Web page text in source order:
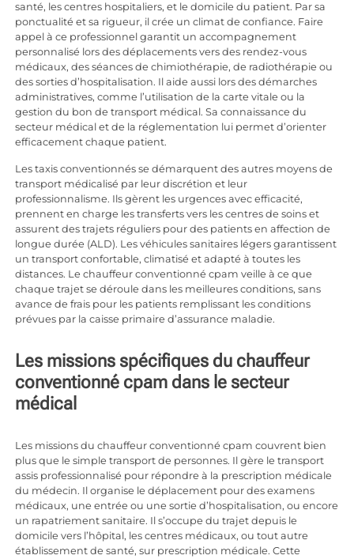
santé, les centres hospitaliers, et le domicile du patient. Par sa
ponctualité et sa rigueur, il crée un climat de confiance. Faire
appel à ce professionnel garantit un accompagnement
personnalisé lors des déplacements vers des rendez-vous
médicaux, des séances de chimiothérapie, de radiothérapie ou
des sorties d’hospitalisation. Il aide aussi lors des démarches
administratives, comme l’utilisation de la carte vitale ou la
gestion du bon de transport médical. Sa connaissance du
secteur médical et de la réglementation lui permet d’orienter
efficacement chaque patient.
Les taxis conventionnés se démarquent des autres moyens de
transport médicalisé par leur discrétion et leur
professionnalisme. Ils gèrent les urgences avec efficacité,
prennent en charge les transferts vers les centres de soins et
assurent des trajets réguliers pour des patients en affection de
longue durée (ALD). Les véhicules sanitaires légers garantissent
un transport confortable, climatisé et adapté à toutes les
distances. Le chauffeur conventionné cpam veille à ce que
chaque trajet se déroule dans les meilleures conditions, sans
avance de frais pour les patients remplissant les conditions
prévues par la caisse primaire d’assurance maladie.
Les missions spécifiques du chauffeur
conventionné cpam dans le secteur
médical
Les missions du chauffeur conventionné cpam couvrent bien
plus que le simple transport de personnes. Il gère le transport
assis professionnalisé pour répondre à la prescription médicale
du médecin. Il organise le déplacement pour des examens
médicaux, une entrée ou une sortie d’hospitalisation, ou encore
un rapatriement sanitaire. Il s’occupe du trajet depuis le
domicile vers l’hôpital, les centres médicaux, ou tout autre
établissement de santé, sur prescription médicale. Cette